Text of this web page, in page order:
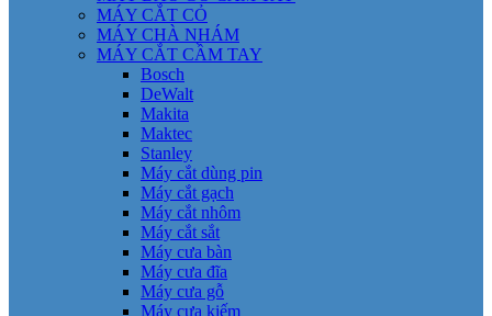
MÁY CẮT CỎ
MÁY CHÀ NHÁM
MÁY CẮT CẦM TAY
Bosch
DeWalt
Makita
Maktec
Stanley
Máy cắt dùng pin
Máy cắt gạch
Máy cắt nhôm
Máy cắt sắt
Máy cưa bàn
Máy cưa đĩa
Máy cưa gỗ
Máy cưa kiếm